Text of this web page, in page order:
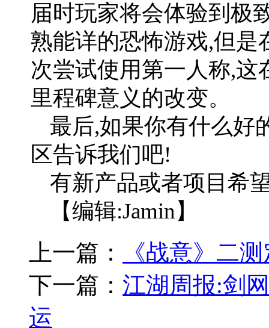
届时玩家将会体验到极
熟能详的恐怖游戏,但是
次尝试使用第一人称,
里程碑意义的改变。
最后,如果你有什么好
区告诉我们吧!
有新产品或者项目希
【编辑:Jamin】
上一篇：
《战意》二
下一篇： 江湖周报:剑
运